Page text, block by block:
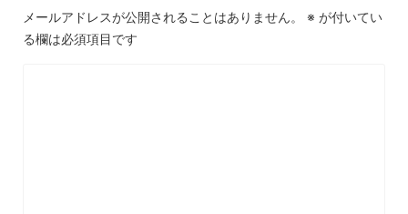
メールアドレスが公開されることはありません。 ※ が付いてい
る欄は必須項目です